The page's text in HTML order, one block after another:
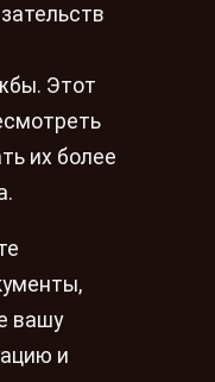
Этот
их более
вашу
и